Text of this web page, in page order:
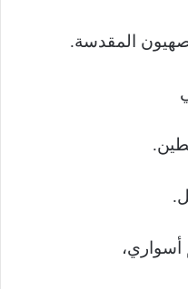
المقدسة.
أسواري،